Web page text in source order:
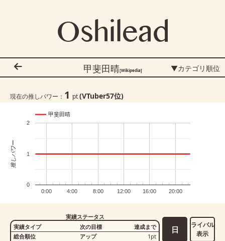
Oshilead
甲斐田晴[Wikipedia] ▼カテゴリ順位
現在の推しパワー： 1 pt(VTuber57位)
甲斐田晴
0:00 4:00 8:00 12:00 16:00 20:00
0
1
2
推しパワー
実績ステータス
実績タイプ
次の目標
達成まで
総合順位
アップ 1 pt
日
ライバル
表示